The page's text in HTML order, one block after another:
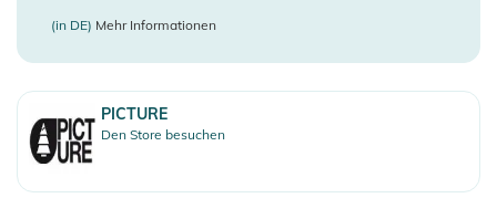
(in DE) Mehr Informationen
PICTURE
Den Store besuchen